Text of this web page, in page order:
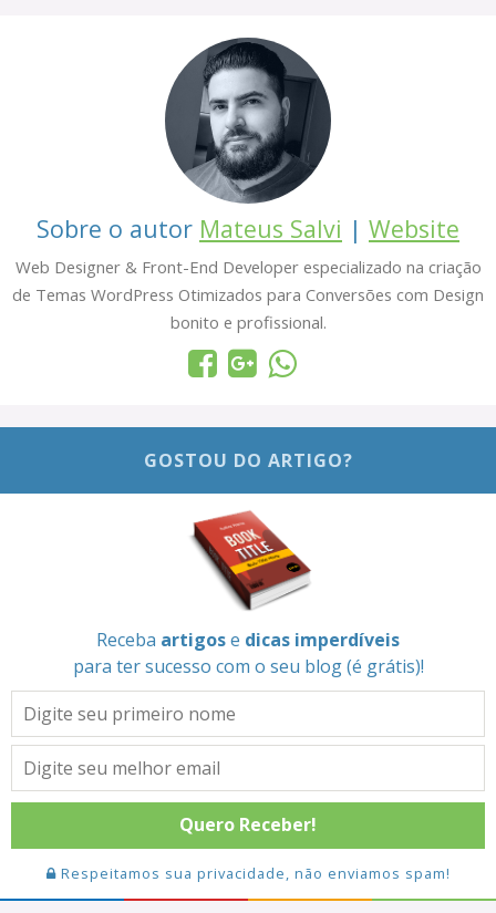
Sobre o autor Mateus Salvi | Website
Web Designer & Front-End Developer especializado na criação
de Temas WordPress Otimizados para Conversões com Design
bonito e profissional.
GOSTOU DO ARTIGO?
Receba artigose dicas imperdíveis
para ter sucesso com o seu blog (é grátis)!
Quero Receber!
Respeitamos sua privacidade, não enviamos spam!